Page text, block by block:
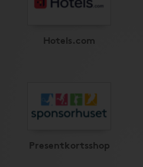
Hotels.com
Presentkortsshop